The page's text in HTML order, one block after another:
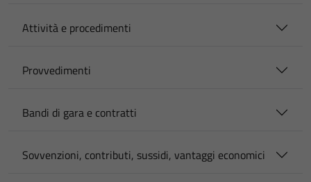
Attività e procedimenti
Provvedimenti
Bandi di gara e contratti
Sovvenzioni, contributi, sussidi, vantaggi economici